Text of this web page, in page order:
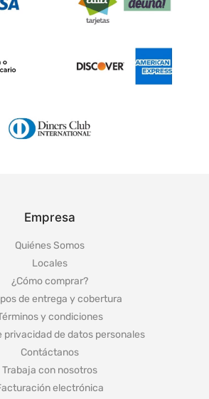
Empresa
Quiénes Somos
Locales
¿Cómo comprar?
de entrega y cobertura
y condiciones
privacidad de datos personales
Contáctanos
Trabaja con nosotros
electrónica